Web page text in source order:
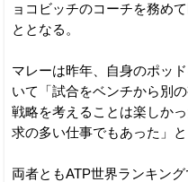
ョコビッチのコーチを務め
ととなる。
マレーは昨年、自身のポッ
いて「試合をベンチから別
戦略を考えることは楽しか
求の多い仕事でもあった」と
両者ともATP世界ランキン